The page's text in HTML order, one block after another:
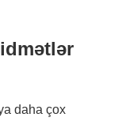
daha çox